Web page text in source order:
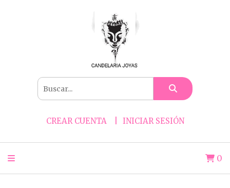
CREAR CUENTA INICIAR SESIÓN
0